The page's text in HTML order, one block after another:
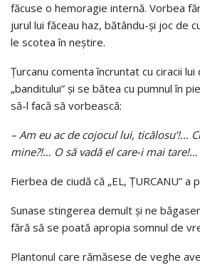
făcuse o hemoragie internă. Vorbea
jurul lui făceau haz, bătându-şi joc de
le scotea în neştire.
Ţurcanu comenta încruntat cu ciracii
„banditului” şi se bătea cu pumnul în
să-l facă să vorbească:
– Am eu ac de cojocul lui, ticălosu’!…
mine?!… O să vadă el care-i mai tare!…
Fierbea de ciudă că „EL, ŢURCANU”
Sunase stingerea demult şi ne
fără să se poată apropia somnul de
Plantonul care rămăsese de veghe